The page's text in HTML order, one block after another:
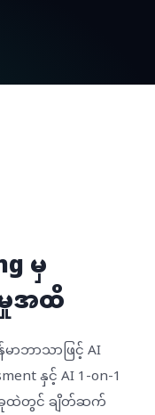
မှ
အထိ
မာဘာသာဖြင့် AI
နှင့် AI 1-on-1
စ်ခုထဲတွင် ချိတ်ဆက်